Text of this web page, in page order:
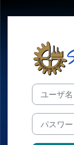
新しいアカ
ユーザ名
パスワード